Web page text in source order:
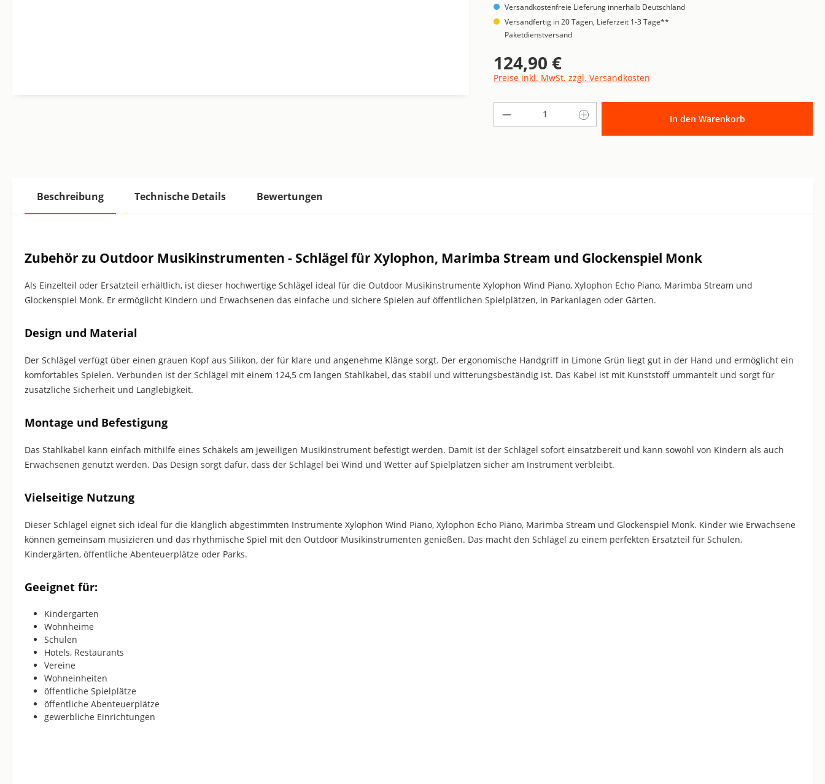
Versandkostenfreie Lieferung innerhalb Deutschland
Versandfertig in 20 Tagen, Lieferzeit 1-3 Tage**
Paketdienstversand
Regulärer Preis:
124,90 €
Preise inkl. MwSt. zzgl. Versandkosten
Produkt Anzahl: Gib den gewünschten Wert
In den Warenkorb
Beschreibung Technische Details Bewertungen
Zubehör zu Outdoor Musikinstrumenten - Schlägel für Xylophon, Marimba Stream und Glockenspiel Monk
Als Einzelteil oder Ersatzteil erhältlich, ist dieser hochwertige Schlägel ideal für die Outdoor Musikinstrumente Xylophon Wind Piano, Xylophon Echo Piano, Marimba Stream und
Glockenspiel Monk. Er ermöglicht Kindern und Erwachsenen das einfache und sichere Spielen auf öffentlichen Spielplätzen, in Parkanlagen oder Gärten.
Design und Material
Der Schlägel verfügt über einen grauen Kopf aus Silikon, der für klare und angenehme Klänge sorgt. Der ergonomische Handgriff in Limone Grün liegt gut in der Hand und ermöglicht ein
komfortables Spielen. Verbunden ist der Schlägel mit einem 124,5 cm langen Stahlkabel, das stabil und witterungsbeständig ist. Das Kabel ist mit Kunststoff ummantelt und sorgt für
zusätzliche Sicherheit und Langlebigkeit.
Montage und Befestigung
Das Stahlkabel kann einfach mithilfe eines Schäkels am jeweiligen Musikinstrument befestigt werden. Damit ist der Schlägel sofort einsatzbereit und kann sowohl von Kindern als auch
Erwachsenen genutzt werden. Das Design sorgt dafür, dass der Schlägel bei Wind und Wetter auf Spielplätzen sicher am Instrument verbleibt.
Vielseitige Nutzung
Dieser Schlägel eignet sich ideal für die klanglich abgestimmten Instrumente Xylophon Wind Piano, Xylophon Echo Piano, Marimba Stream und Glockenspiel Monk. Kinder wie Erwachsene
können gemeinsam musizieren und das rhythmische Spiel mit den Outdoor Musikinstrumenten genießen. Das macht den Schlägel zu einem perfekten Ersatzteil für Schulen,
Kindergärten, öffentliche Abenteuerplätze oder Parks.
Geeignet für:
Kindergarten
Wohnheime
Schulen
Hotels, Restaurants
Vereine
Wohneinheiten
öffentliche Spielplätze
öffentliche Abenteuerplätze
gewerbliche Einrichtungen